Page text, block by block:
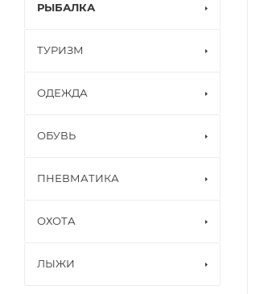
РЫБАЛКА
ТУРИЗМ
ОДЕЖДА
ОБУВЬ
ПНЕВМАТИКА
ОХОТА
ЛЫЖИ